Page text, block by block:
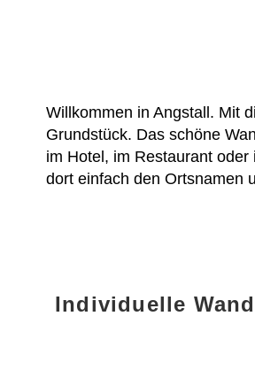
Willkommen in Angstall. Mit
Grundstück. Das schöne
im Hotel, im Restaurant
dort einfach den Ortsnamen
Individuelle